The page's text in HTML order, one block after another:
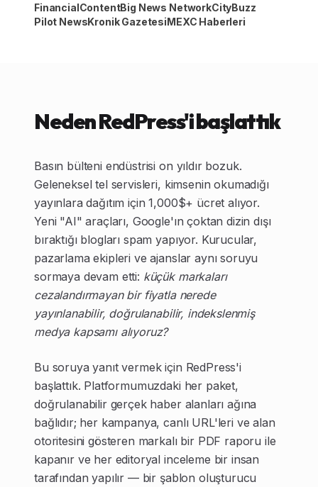
FinancialContentBig News NetworkCityBuzz
Pilot NewsKronik GazetesiMEXC Haberleri
Neden RedPress'i başlattık
Basın bülteni endüstrisi on yıldır bozuk.
Geleneksel tel servisleri, kimsenin okumadığı
yayınlara dağıtım için 1,000$+ ücret alıyor.
Yeni "AI" araçları, Google'ın çoktan dizin dışı
bıraktığı blogları spam yapıyor. Kurucular,
pazarlama ekipleri ve ajanslar aynı soruyu
sormaya devam etti: küçük markaları
cezalandırmayan bir fiyatla nerede
yayınlanabilir, doğrulanabilir, indekslenmiş
medya kapsamı alıyoruz?
Bu soruya yanıt vermek için RedPress'i
başlattık. Platformumuzdaki her paket,
doğrulanabilir gerçek haber alanları ağına
bağlıdır; her kampanya, canlı URL'leri ve alan
otoritesini gösteren markalı bir PDF raporu ile
kapanır ve her editoryal inceleme bir insan
tarafından yapılır — bir şablon oluşturucu